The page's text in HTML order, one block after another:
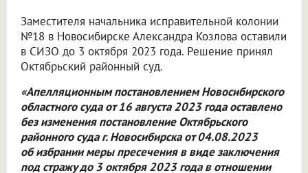
Заместителя начальника исправительной колонии
№18 в Новосибирске Александра Козлова оставили
в СИЗО до 3 октября 2023 года. Решение принял
Октябрьский районный суд.
«Апелляционным постановлением Новосибирского
областного суда от 16 августа 2023 года оставлено
без изменения постановление Октябрьского
районного суда г. Новосибирска от 04.08.2023
об избрании меры пресечения в виде заключения
под стражу до 3 октября 2023 года в отношении